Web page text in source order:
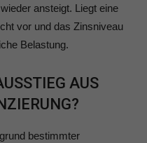
ansteigt. Liegt eine
vor und das Zinsniveau
Belastung.
AUS
bestimmter